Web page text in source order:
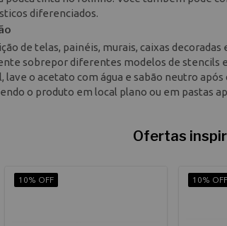
diferenciados.
de telas, painéis, murais, caixas
sobrepor diferentes modelos de stencils
o acetato com água e sabão neutro
o produto em local plano ou em pastas
Ofertas
10% OFF 10% OFF